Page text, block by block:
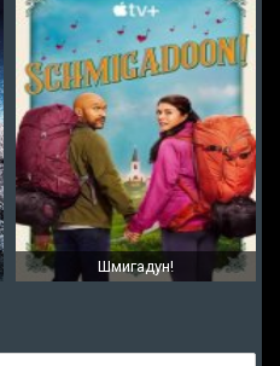
Шмигадун!